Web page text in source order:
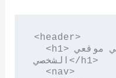
<header>
الشخصي</h1>